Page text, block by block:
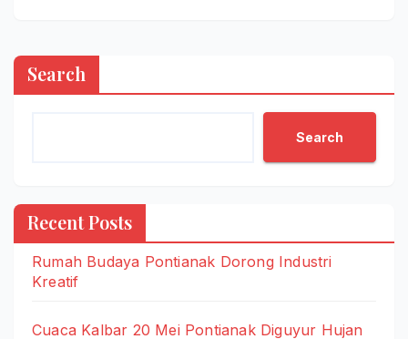
Search
Search
Recent Posts
Rumah Budaya Pontianak Dorong Industri
Kreatif
Cuaca Kalbar 20 Mei Pontianak Diguyur Hujan